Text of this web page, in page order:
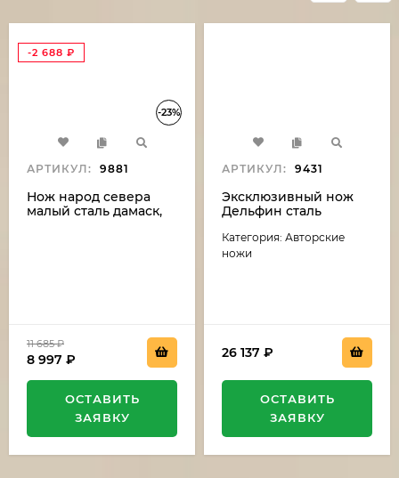
-23%
-2 688 ₽
АРТИКУЛ: 9881
Нож народ севера
малый сталь дамаск,
11 685₽
8 997 ₽
ОСТАВИТЬ
ЗАЯВКУ
АРТИКУЛ: 9431
Эксклюзивный нож
Дельфин сталь
(никелирование),
рукоять резная,
Категория: Авторские
ножи
26 137 ₽
ОСТАВИТЬ
ЗАЯВКУ